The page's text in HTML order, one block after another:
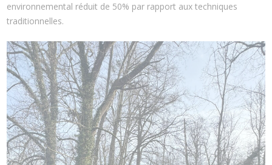
environnemental réduit de 50% par rapport aux techniques
traditionnelles.